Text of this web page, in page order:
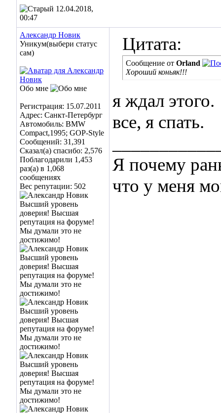
12.04.2018,
00:47
Александр Новик
Уникум(выбери статус
сам)
Обо мне
Регистрация: 15.07.2011
Адрес: Санкт-Петербург
Автомобиль: BMW
Compact,1995; GOP-Style
Сообщений: 31,391
Сказал(а) спасибо: 2,576
Поблагодарили 1,453
раз(а) в 1,068
сообщениях
Вес репутации: 502
Цитата:
Сообщение от Orland
Хороший коньяк!!!
я ждал этого.
все, я спать.
Я почему
что у меня